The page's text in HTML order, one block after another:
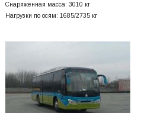
Снаряженная масса: 3010 кг
Нагрузки по осям: 1685/2735 кг